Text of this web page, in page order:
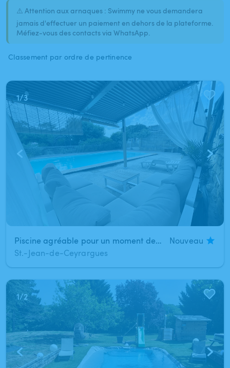
⚠️ Attention aux arnaques : Swimmy ne vous demandera
jamais d'effectuer un paiement en dehors de la plateforme.
Méfiez-vous des contacts via WhatsApp.
Classement par ordre de pertinence
1/3
Piscine agréable pour un moment de détente
Nouveau
St.-Jean-de-Ceyrargues
1/2